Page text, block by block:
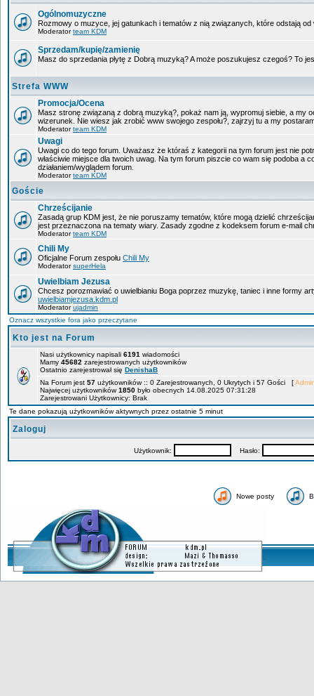
Ogólnomuzyczne
Rozmowy o muzyce, jej gatunkach i tematów z nią związanych, które odstają od
Moderatorteam KDM
Sprzedam/kupię/zamienię
Masz do sprzedania płytę z Dobrą muzyką? A może poszukujesz czegoś? To
Strefa WWW
Promocja/Ocena
Masz stronę związaną z dobrą muzyką?, pokaż nam ją, wypromuj siebie, a my
wizerunek. Nie wiesz jak zrobić www swojego zespołu?, zajrzyj tu a my
Moderatorteam KDM
Uwagi
Uwagi co do tego forum. Uważasz że któraś z kategorii na tym forum jest nie
właściwie miejsce dla twoich uwag. Na tym forum piszcie co wam się podoba a
działaniem/wyglądem forum.
Moderatorteam KDM
Goście
Chrześcijanie
Zasadą grup KDM jest, że nie poruszamy tematów, które mogą dzielić
jest przeznaczona na tematy wiary. Zasady zgodne z kodeksem forum e-mail
Moderatorteam KDM
Chili My
Oficjalne Forum zespołu Chili My
ModeratorsuperHela
Uwielbiam Jezusa
Chcesz porozmawiać o uwielbianiu Boga poprzez muzykę, taniec i inne formy
uwielbiamjezusa.kdm.pl
Moderatorujadmin
Oznacz wszystkie fora jako przeczytane
Kto jest na Forum
Nasi użytkownicy napisali 6191 wiadomości
Mamy 45682 zarejestrowanych użytkowników
Ostatnio zarejestrował się DenishaB
Na Forum jest 57 użytkowników :: 0 Zarejestrowanych, 0 Ukrytych i 57 Gości [
Najwięcej użytkowników1850 było obecnych 14.08.2025 07:31:28
Zarejestrowani Użytkownicy: Brak
Te dane pokazują użytkowników aktywnych przez ostatnie 5 minut
Zaloguj
Użytkownik: Hasło:
Nowe posty